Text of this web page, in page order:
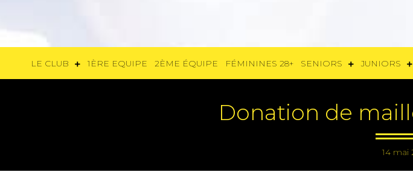
LE CLUB 1ÈRE EQUIPE 2ÈME ÉQUIPE FÉMININES 28+ SENIORS JUNIORS
Donation de
14 mai